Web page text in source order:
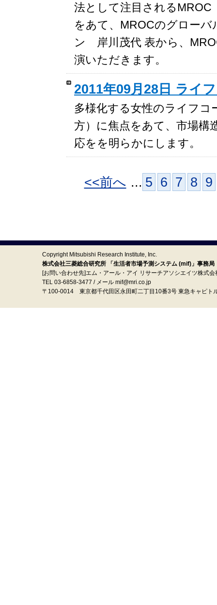
法として注目されるMROC
をあて、MROCのグロー
ン 岸川茂代 表から、
演いただきます。
2011年09月28日 ライ
多様化する女性のライフコ
方）に焦点をあて、市場構
応をを明らかにします。
<<前へ ... 5 6 7 8 9
Copyright Mitsubishi Research Institute, Inc.
株式会社三菱総合研究所 「生活者市場予測システム (mif)」事務局
[お問い合わせ先]エム・アール・アイ リサーチアソシエイツ株式会
TEL 03-6858-3477 / メール mif@mri.co.jp
〒100‐0014 東京都千代田区永田町二丁目10番3号 東急キャピト